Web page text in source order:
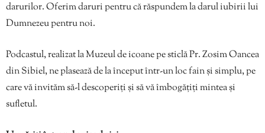
darurilor. Oferim daruri pentru că răspundem la darul iubirii lui
Dumnezeu pentru noi.
Podcastul, realizat la Muzeul de icoane pe sticlă Pr. Zosim Oancea
din Sibiel, ne plasează de la început într-un loc fain și simplu, pe
care vă invităm să-l descoperiți și să vă îmbogățiți mintea și
sufletul.